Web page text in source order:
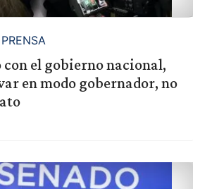
el gobierno nacional,
en modo gobernador, no